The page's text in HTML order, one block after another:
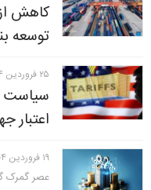
کاهش
توسعه
۲۵ فروردين ۱۴۰۴ ساعت ۱۶:۳۰
سیاست
اعتبار
۱۹ فروردين ۱۴۰۴ ساعت ۱۲:۳۰
عصر گمرک